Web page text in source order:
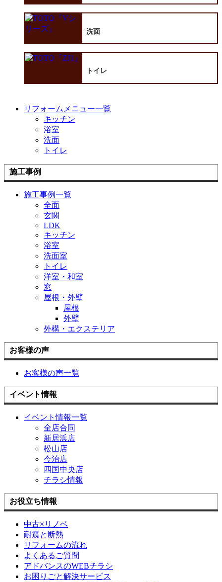
洗面
トイレ
リフォームメニュー一覧
キッチン
浴室
洗面
トイレ
施工事例
施工事例一覧
全面
玄関
LDK
キッチン
浴室
洗面室
トイレ
洋室・和室
窓
屋根・外壁
屋根
外壁
外構・エクステリア
お客様の声
お客様の声一覧
イベント情報
イベント情報一覧
全店合同
新居浜店
松山店
今治店
四国中央店
チラシ情報
お役立ち情報
中古×リノベ
耐震と断熱
リフォームの流れ
よくあるご質問
アドバンスのWEBチラシ
お困りごと解決サービス